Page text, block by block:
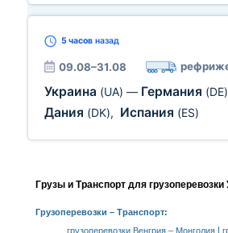
5 часов назад
09.08–31.08
Украина (UA) — Германия (DE)
Дания (DK), Испания (ES)
Грузы и Транспорт для
Грузоперевозки – Транспорт:
грузоперевозки Венгрия – Монголия|